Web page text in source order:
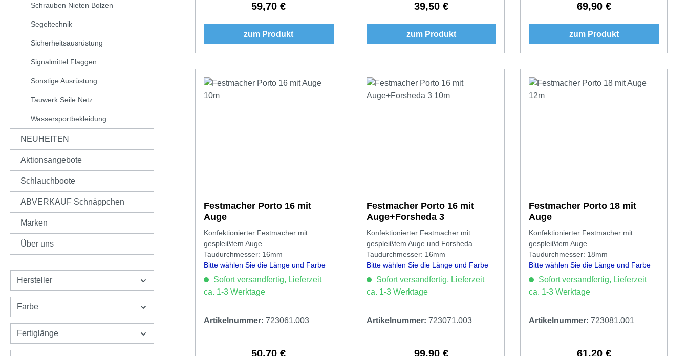
Schrauben Nieten Bolzen
Segeltechnik
Sicherheitsausrüstung
Signalmittel Flaggen
Sonstige Ausrüstung
Tauwerk Seile Netz
Wassersportbekleidung
NEUHEITEN
Aktionsangebote
Schlauchboote
ABVERKAUF Schnäppchen
Marken
Über uns
Hersteller
Farbe
Fertiglänge
Regulärer Preis:
59,70 €
zum Produkt
Regulärer Preis:
39,50 €
zum Produkt
Regulärer Preis:
69,90 €
zum Produkt
Festmacher Porto 16 mit
Auge
Konfektionierter Festmacher mit
gespleißtem Auge
Taudurchmesser: 16mm
Bitte wählen Sie die Länge und Farbe
aus.Sofort versandfertig, Lieferzeit
ca. 1-3 Werktage
Artikelnummer: 723061.003
Regulärer Preis:
50,70 €
Festmacher Porto 16 mit
Auge+Forsheda 3
Konfektionierter Festmacher mit
gespleißtem Auge und Forsheda
Taudurchmesser: 16mm
Bitte wählen Sie die Länge und Farbe
aus.Sofort versandfertig, Lieferzeit
ca. 1-3 Werktage
Artikelnummer: 723071.003
Regulärer Preis:
99,90 €
Festmacher Porto 18 mit
Auge
Konfektionierter Festmacher mit
gespleißtem Auge
Taudurchmesser: 18mm
Bitte wählen Sie die Länge und Farbe
aus.Sofort versandfertig, Lieferzeit
ca. 1-3 Werktage
Artikelnummer:723081.001
Regulärer Preis:
61,20 €